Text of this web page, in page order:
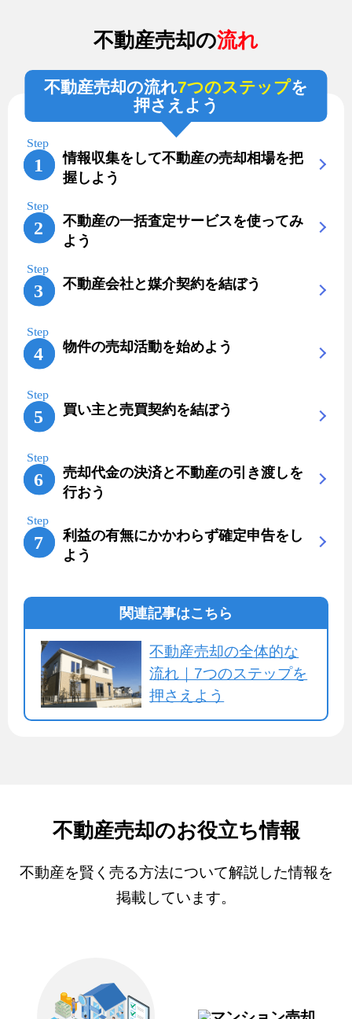
不動産売却の流れ
不動産売却の流れ7つのステップを
押さえよう
情報収集をして不動産の売却相場を把
握しよう
不動産の一括査定サービスを使ってみ
よう
不動産会社と媒介契約を結ぼう
物件の売却活動を始めよう
買い主と売買契約を結ぼう
売却代金の決済と不動産の引き渡しを
行おう
利益の有無にかかわらず確定申告をし
よう
関連記事はこちら
不動産売却の全体的な
流れ｜7つのステップを
押さえよう
不動産売却のお役立ち情報
不動産を賢く売る方法について解説した情報を
掲載しています。